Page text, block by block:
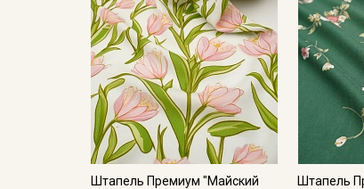
Штапель Премиум "Майский
Штапель